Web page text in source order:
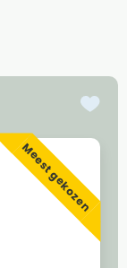
Meest gekozen